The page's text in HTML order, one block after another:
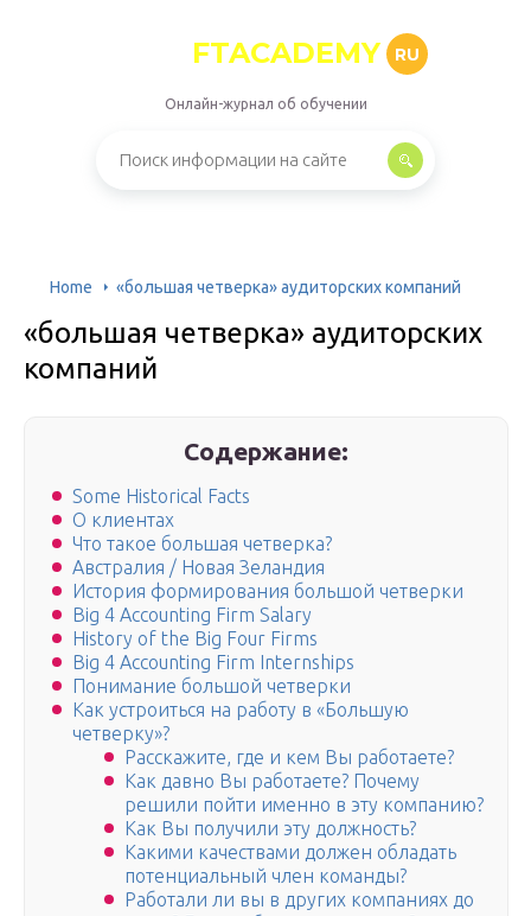
FTACADEMY RU
Онлайн-журнал об обучении
Home «большая четверка» аудиторских компаний
«большая четверка» аудиторских
компаний
Содержание:
Some Historical Facts
О клиентах
Что такое большая четверка?
Австралия / Новая Зеландия
История формирования большой четверки
Big 4 Accounting Firm Salary
History of the Big Four Firms
Big 4 Accounting Firm Internships
Понимание большой четверки
Как устроиться на работу в «Большую
четверку»?
Расскажите, где и кем Вы работаете?
Как давно Вы работаете? Почему
решили пойти именно в эту компанию?
Как Вы получили эту должность?
Какими качествами должен обладать
потенциальный член команды?
Работали ли вы в других компаниях до